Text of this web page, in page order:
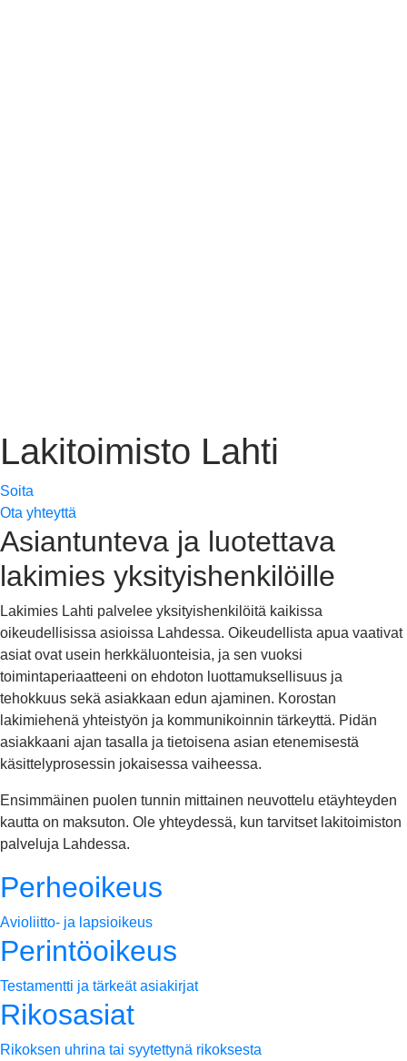
Lakitoimisto Lahti
Soita
Ota yhteyttä
Asiantunteva ja luotettava
lakimies yksityishenkilöille
Lakimies Lahti palvelee yksityishenkilöitä kaikissa
oikeudellisissa asioissa Lahdessa. Oikeudellista apua vaativat
asiat ovat usein herkkäluonteisia, ja sen vuoksi
toimintaperiaatteeni on ehdoton luottamuksellisuus ja
tehokkuus sekä asiakkaan edun ajaminen. Korostan
lakimiehenä yhteistyön ja kommunikoinnin tärkeyttä. Pidän
asiakkaani ajan tasalla ja tietoisena asian etenemisestä
käsittelyprosessin jokaisessa vaiheessa.
Ensimmäinen puolen tunnin mittainen neuvottelu etäyhteyden
kautta on maksuton. Ole yhteydessä, kun tarvitset lakitoimiston
palveluja Lahdessa.
Perheoikeus
Avioliitto- ja lapsioikeus
Perintöoikeus
Testamentti ja tärkeät asiakirjat
Rikosasiat
Rikoksen uhrina tai syytettynä rikoksesta